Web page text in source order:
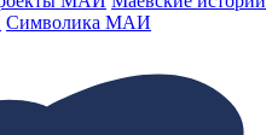
Символика МАИ